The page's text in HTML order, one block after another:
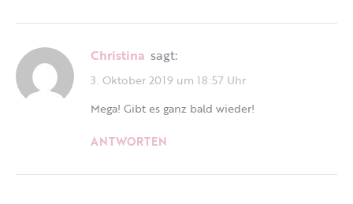
Christina sagt:
3. Oktober 2019 um 18:57 Uhr
Mega! Gibt es ganz bald wieder!
ANTWORTEN